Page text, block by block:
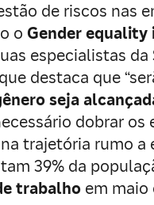
de riscos nas
o Gender
especialistas
destaca que
seja
dobrar
trajetória rumo
39% da
trabalho em maio